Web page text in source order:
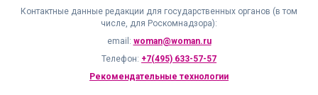
Контактные данные редакции для государственных органов (в том
числе, для Роскомнадзора):
email: woman@woman.ru
Телефон: +7(495) 633-57-57
Рекомендательные технологии